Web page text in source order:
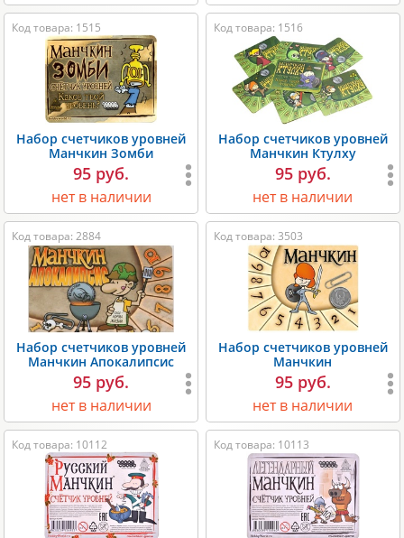
Код товара: 1515
Набор счетчиков уровней
Манчкин Зомби
95 руб.
нет в наличии
Код товара: 1516
Набор счетчиков уровней
Манчкин Ктулху
95 руб.
нет в наличии
Код товара: 2884
Набор счетчиков уровней
Манчкин Апокалипсис
95 руб.
нет в наличии
Код товара: 3503
Набор счетчиков уровней
Манчкин
95 руб.
нет в наличии
Код товара: 10112 Код товара: 10113